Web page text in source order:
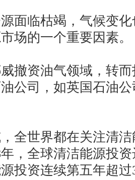
临枯竭，气候变化
场的一个重要因素。
资油气领域，转而
公司，如英国石油
世界都在关注清洁
，全球清洁能源投
投资连续第五年超过